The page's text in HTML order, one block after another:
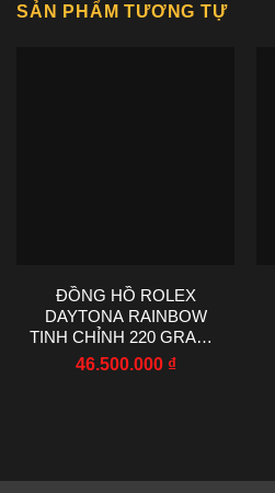
SẢN PHẨM TƯƠNG TỰ
ĐỒNG HỒ ROLEX
DAYTONA RAINBOW
TINH CHỈNH 220 GRAMS
MOISSANITE RUBY
46.500.000 ₫